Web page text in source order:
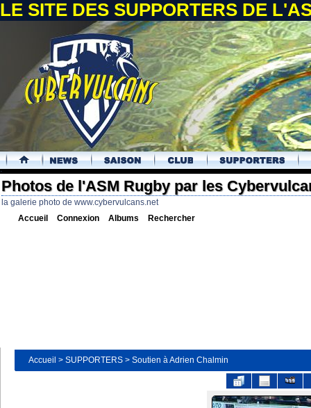
LE SITE DES SUPPORTERS DE
.
Photos de l'ASM Rugby par les
la galerie photo de www.cybervulcans.net
Accueil Connexion Albums Rechercher
Accueil > SUPPORTERS > Soutien à Adrien Chalmin